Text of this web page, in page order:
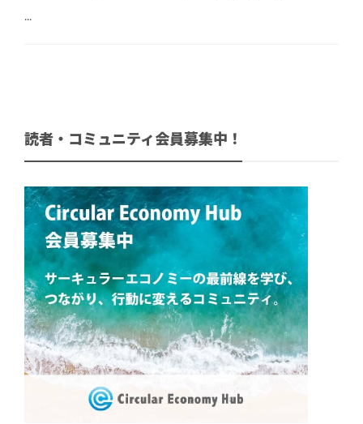
...
読者・コミュニティ会員募集中！